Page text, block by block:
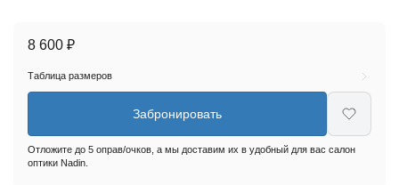
8 600 ₽
Таблица размеров
Забронировать
Отложите до 5 оправ/очков, а мы доставим их в удобный для вас салон
оптики Nadin.